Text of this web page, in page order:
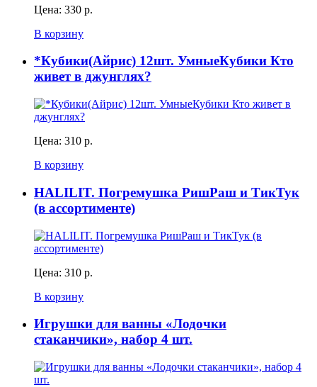
Цена: 330 р.
В корзину
*Кубики(Айрис) 12шт. УмныеКубики Кто
живет в джунглях?
Цена: 310 р.
В корзину
HALILIT. Погремушка РишРаш и ТикТук
(в ассортименте)
Цена: 310 р.
В корзину
Игрушки для ванны «Лодочки
стаканчики», набор 4 шт.